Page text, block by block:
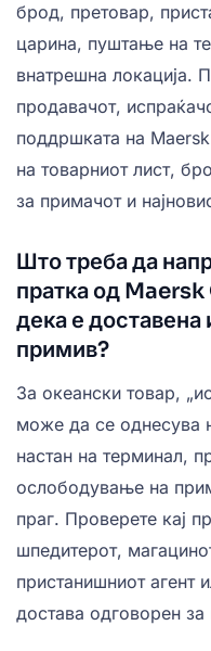
брод, претовар,
царина, пуштање на
внатрешна локација.
продавачот,
поддршката на
на товарниот лист,
за примачот и
Што треба да
пратка од
дека е доставена
примив?
За океански товар,
може да се однесува
настан на терминал,
ослободување на
праг. Проверете кај
шпедитерот,
пристанишниот агент
достава одговорен